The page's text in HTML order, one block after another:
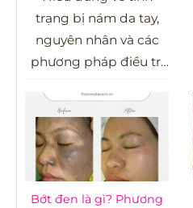
trạng bị nám da tay,
nguyên nhân và các
phương pháp điều trị
minh bằng lâm sàng –
từ chăm sóc tại nhà
đến can thiệp y khoa
chuyên sâu.
Bớt đen là gì? Phương